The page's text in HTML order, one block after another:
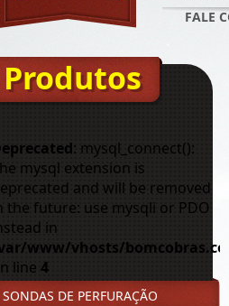
FALE
Produtos
: mysql_connect():
mysql extension is
and will be removed
the future: use mysqli or PDO
in
www/vhosts/
line 4
SONDAS DE PERFURAÇÃO